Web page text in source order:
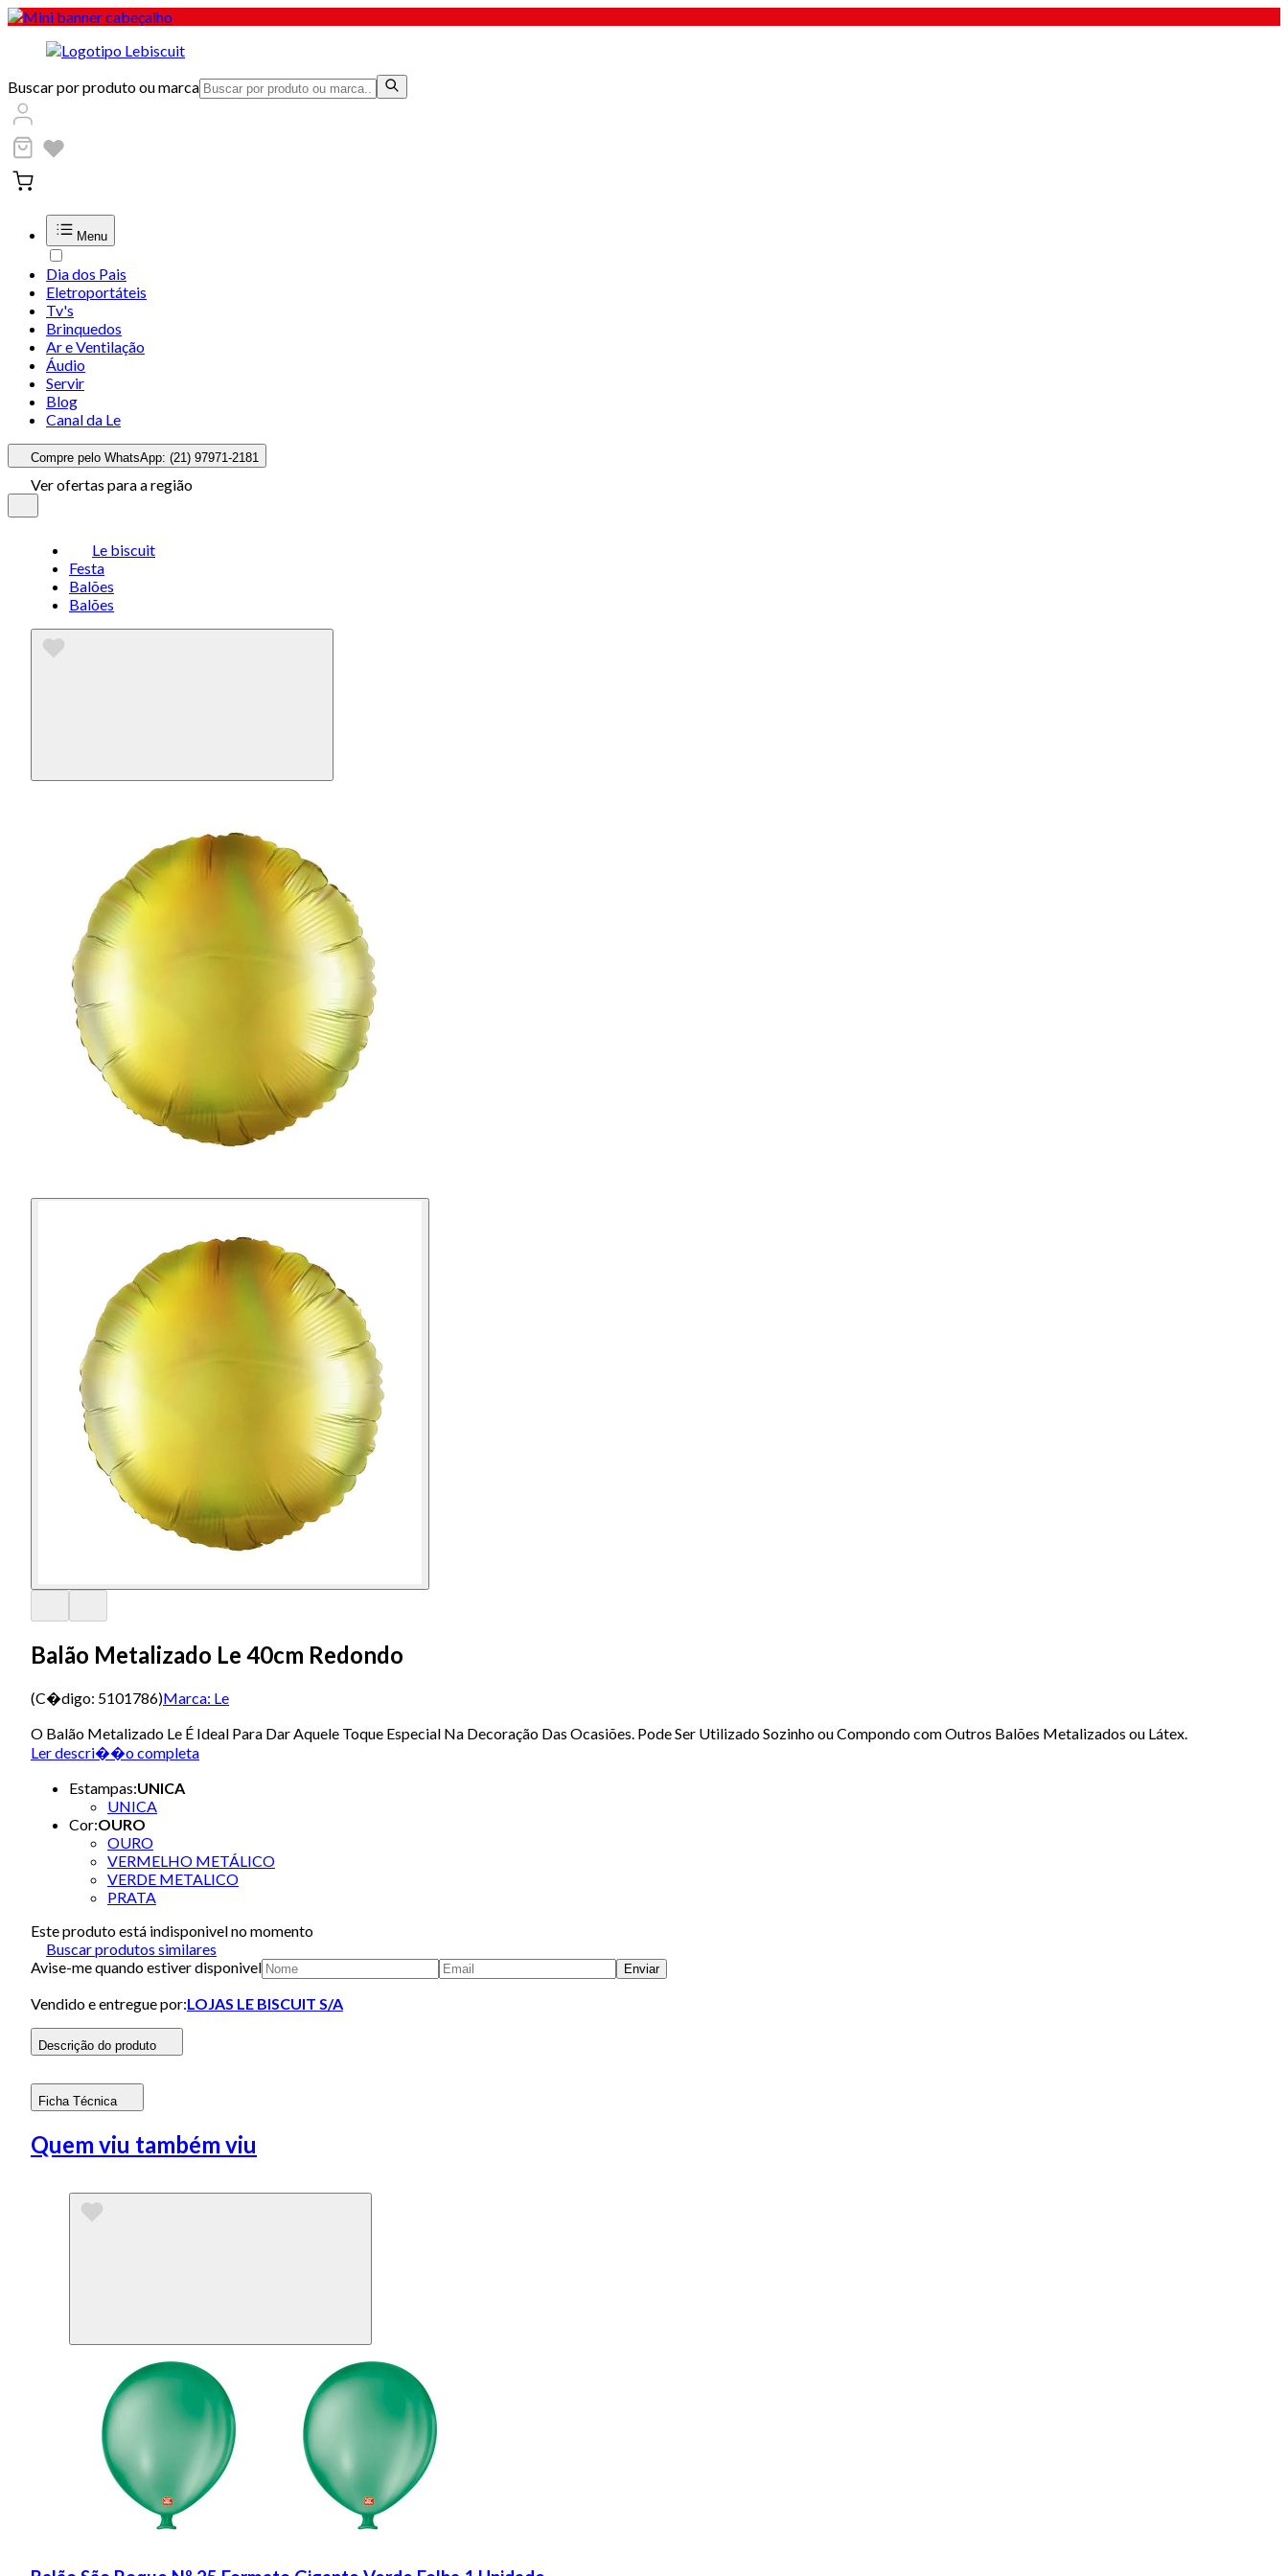
Buscar por produto ou marca
Menu
Dia dos Pais
Eletroportáteis
Tv's
Brinquedos
Ar e Ventilação
Áudio
Servir
Blog
Canal da Le
Compre pelo WhatsApp: (21) 97971-2181
Ver ofertas para a região
Le biscuit
Festa
Balões
Balões
Balão Metalizado Le 40cm Redondo
(C�digo: 5101786)Marca: Le
O Balão Metalizado Le É Ideal Para Dar Aquele Toque Especial Na Decoração Das Ocasiões. Pode Ser Utilizado Sozinho ou Compondo com Outros Balões Metalizados ou Látex.
Ler descri��o completa
Estampas:UNICA
UNICA
Cor:OURO
OURO
VERMELHO METÁLICO
VERDE METALICO
PRATA
Este produto está indisponivel no momento
Buscar produtos similares
Avise-me quando estiver disponivel
Enviar
Vendido e entregue por:LOJAS LE BISCUIT S/A
Descrição do produto
Ficha Técnica
Quem viu também viu